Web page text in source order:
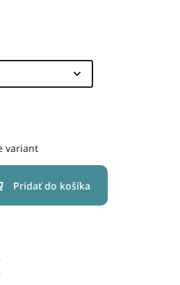
variant
Pridať do košíka